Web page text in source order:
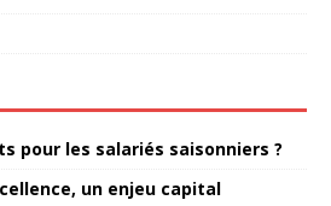
pour les salariés saisonniers ?
un enjeu capital